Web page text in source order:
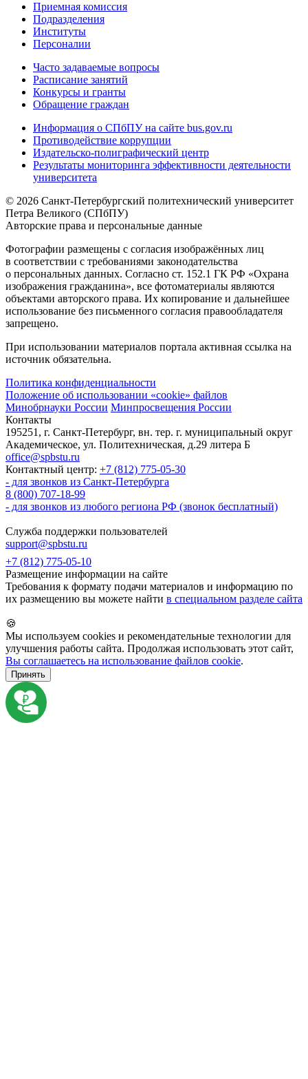
Приемная комиссия
Подразделения
Институты
Персоналии
Часто задаваемые вопросы
Расписание занятий
Конкурсы и гранты
Обращение граждан
Информация о СПбПУ на сайте bus.gov.ru
Противодействие коррупции
Издательско-полиграфический центр
Результаты мониторинга эффективности деятельности
университета
© 2026 Санкт-Петербургский политехнический университет
Петра Великого (СПбПУ)
Авторские права и персональные данные
Фотографии размещены с согласия изображённых лиц
в соответствии с требованиями законодательства
о персональных данных. Согласно ст. 152.1 ГК РФ «Охрана
изображения гражданина», все фотоматериалы являются
объектами авторского права. Их копирование и дальнейшее
использование без письменного согласия правообладателя
запрещено.
При использовании материалов портала активная ссылка на
источник обязательна.
Политика конфиденциальности
Положение об использовании «cookie» файлов
Минобрнауки России Минпросвещения России
Контакты
195251, г. Санкт-Петербург, вн. тер. г. муниципальный округ
Академическое, ул. Политехническая, д.29 литера Б
office@spbstu.ru
Контактный центр: +7 (812) 775-05-30
- для звонков из Санкт-Петербурга
8 (800) 707-18-99
- для звонков из любого региона РФ (звонок бесплатный)
Служба поддержки пользователей
support@spbstu.ru
+7 (812) 775-05-10
Размещение информации на сайте
Требования к формату подачи материалов и информацию по
их размещению вы можете найти в специальном разделе сайта
🍪
Мы используем cookies и рекомендательные технологии для
улучшения работы сайта. Продолжая использовать этот сайт,
Вы соглашаетесь на использование файлов cookie.
Принять